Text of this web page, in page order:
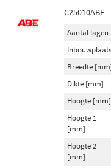
C25010ABE
Aantal lagen
Inbouwplaats
Breedte
Dikte [mm]
Hoogte [mm]
Hoogte 1
[mm]
Hoogte 2
[mm]